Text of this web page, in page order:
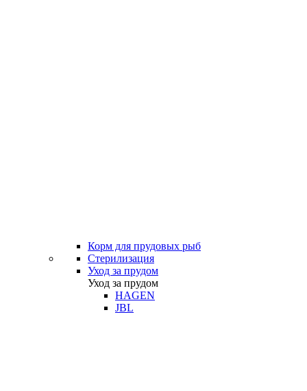
Корм для прудовых рыб
Стерилизация
Уход за прудом
Уход за прудом
HAGEN
JBL